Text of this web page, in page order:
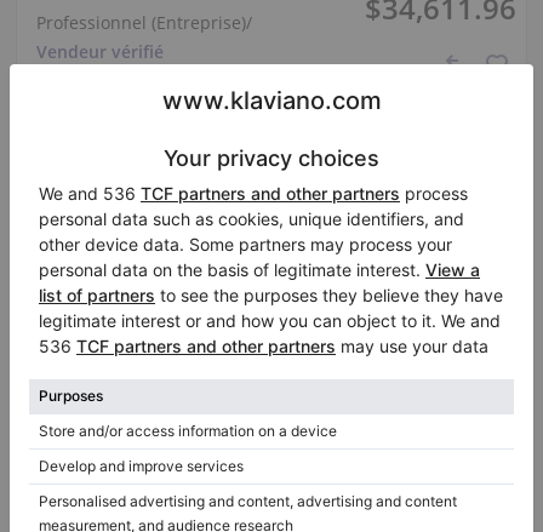
$34,611.96
Professionnel (Entreprise)/
Vendeur vérifié